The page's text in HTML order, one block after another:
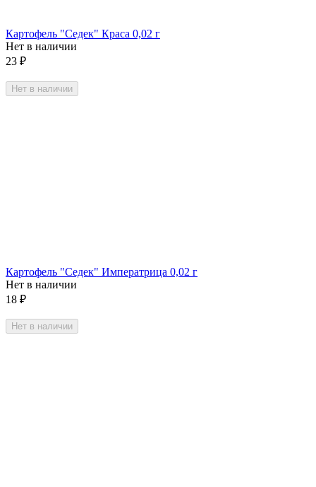
Картофель "Седек" Краса 0,02 г
Нет в наличии
23 ₽
Нет в наличии
Картофель "Седек" Императрица 0,02 г
Нет в наличии
18 ₽
Нет в наличии